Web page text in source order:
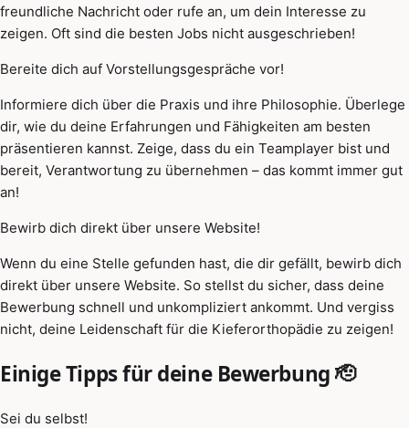
freundliche Nachricht oder rufe an, um dein Interesse zu
zeigen. Oft sind die besten Jobs nicht ausgeschrieben!
Bereite dich auf Vorstellungsgespräche vor!
Informiere dich über die Praxis und ihre Philosophie. Überlege
dir, wie du deine Erfahrungen und Fähigkeiten am besten
präsentieren kannst. Zeige, dass du ein Teamplayer bist und
bereit, Verantwortung zu übernehmen – das kommt immer gut
an!
Bewirb dich direkt über unsere Website!
Wenn du eine Stelle gefunden hast, die dir gefällt, bewirb dich
direkt über unsere Website. So stellst du sicher, dass deine
Bewerbung schnell und unkompliziert ankommt. Und vergiss
nicht, deine Leidenschaft für die Kieferorthopädie zu zeigen!
Einige Tipps für deine Bewerbung 🫡
Sei du selbst!